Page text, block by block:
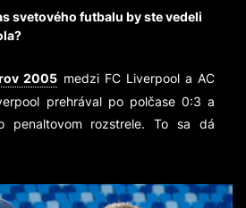
svetového futbalu by ste vedeli
2005 medzi FC Liverpool a AC
prehrával po polčase 0:3 a
penaltovom rozstrele. To sa dá